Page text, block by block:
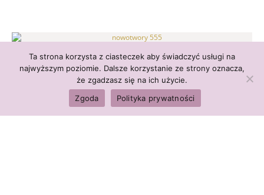
CHOROBY NOWOTWOROWE
28.02.2026
Ta strona korzysta z ciasteczek aby świadczyć usługi na
najwyższym poziomie. Dalsze korzystanie ze strony oznacza,
że zgadzasz się na ich użycie.
Zgoda
Polityka prywatności